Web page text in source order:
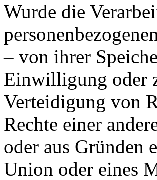
Wurde die
– von ihrer
Einwilligung oder
Verteidigung von
Rechte einer
oder aus Gründen
Union oder eines